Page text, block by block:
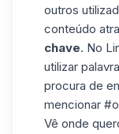
outros
conteúdo
chave. No
utilizar
procura de
mencionar
Vê onde